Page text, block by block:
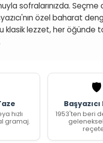
sofralarınızda. Seçme
özel baharat
klasik lezzet, her öğünde
hızlı
gramaj.
🛡️
1953'ten beri